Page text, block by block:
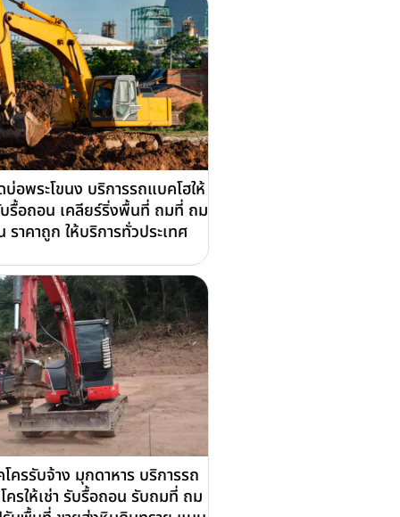
อพระโขนง บริการรถแบคโฮให้
บรื้อถอน เคลียร์ริ่งพื้นที่ ถมที่ ถม
ราคาถูก ให้บริการทั่วประเทศ
ครรับจ้าง มุกดาหาร บริการรถ
ครให้เช่า รับรื้อถอน รับถมที่ ถม